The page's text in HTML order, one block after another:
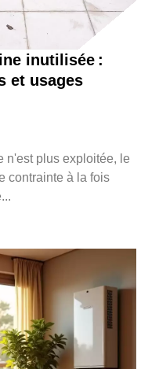
inutilisée :
et usages
n'est plus exploitée, le
contrainte à la fois